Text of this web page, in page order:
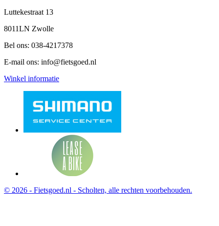
Luttekestraat 13
8011LN Zwolle
Bel ons: 038-4217378
E-mail ons: info@fietsgoed.nl
Winkel informatie
© 2026 - Fietsgoed.nl - Scholten, alle rechten voorbehouden.